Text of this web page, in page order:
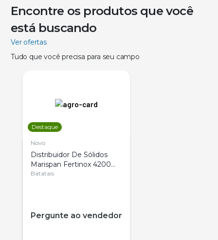
Encontre os produtos que você
está buscando
Ver ofertas
Tudo que você precisa para seu campo
Destaque
Novo
Distribuidor De Sólidos
Marispan Fertinox 4200
Citrus
Batatais
Pergunte ao vendedor